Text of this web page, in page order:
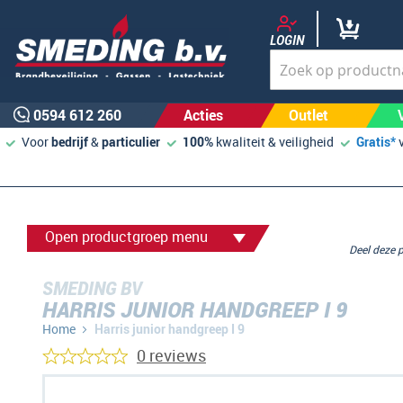
LOGIN
0594 612 260 Acties Outlet
Voorbedrijf&particulier 100% kwaliteit & veiligheid Gratis*
Open productgroep menu
SMEDING BV
HARRIS JUNIOR HANDGREEP I 9
Home Harris junior handgreep I 9
Deel
0 reviews
Ga